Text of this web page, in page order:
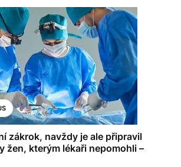
zákrok, navždy je ale připravil
žen, kterým lékaři nepomohli –